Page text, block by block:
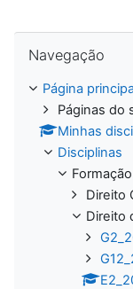
Navegação
Página
Páginas do
Minhas
Disciplinas
Direito
Direito